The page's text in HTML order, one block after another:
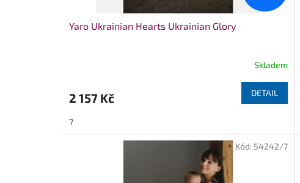
Yaro Ukrainian Hearts Ukrainian Glory
Skladem
2 157 Kč DETAIL
7
Kód: 54242/7